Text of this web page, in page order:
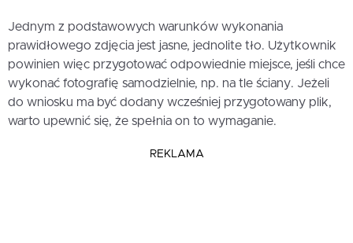
Jednym z podstawowych warunków wykonania
prawidłowego zdjęcia jest jasne, jednolite tło. Użytkownik
powinien więc przygotować odpowiednie miejsce, jeśli chce
wykonać fotografię samodzielnie, np. na tle ściany. Jeżeli
do wniosku ma być dodany wcześniej przygotowany plik,
warto upewnić się, że spełnia on to wymaganie.
REKLAMA